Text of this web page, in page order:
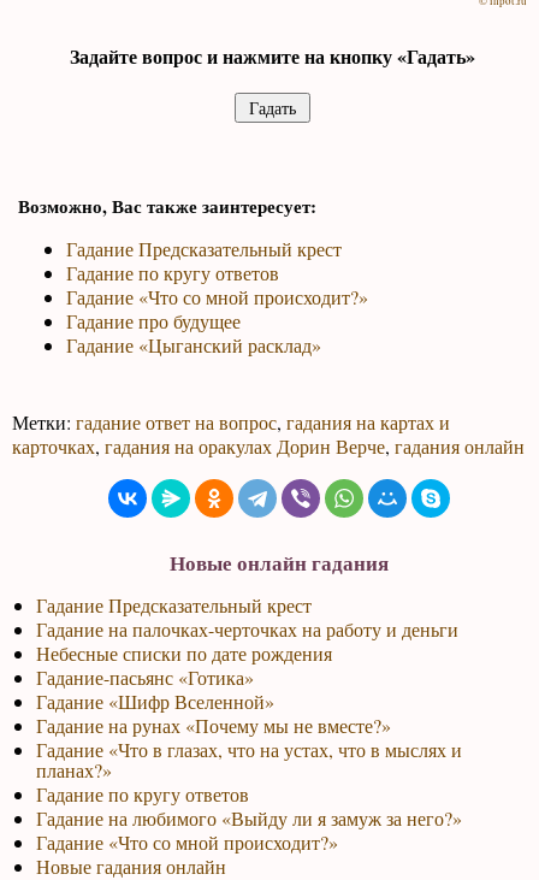
Задайте вопрос и нажмите на кнопку «Гадать»
Возможно, Вас также заинтересует:
Гадание Предсказательный крест
Гадание по кругу ответов
Гадание «Что со мной происходит?»
Гадание про будущее
Гадание «Цыганский расклад»
Метки:гадание ответ на вопрос,гадания на картах и
карточках,гадания на оракулах Дорин Верче,гадания онлайн
Новые онлайн гадания
Гадание Предсказательный крест
Гадание на палочках-черточках на работу и деньги
Небесные списки по дате рождения
Гадание-пасьянс «Готика»
Гадание «Шифр Вселенной»
Гадание на рунах «Почему мы не вместе?»
Гадание «Что в глазах, что на устах, что в мыслях и
планах?»
Гадание по кругу ответов
Гадание на любимого «Выйду ли я замуж за него?»
Гадание «Что со мной происходит?»
Новые гадания онлайн